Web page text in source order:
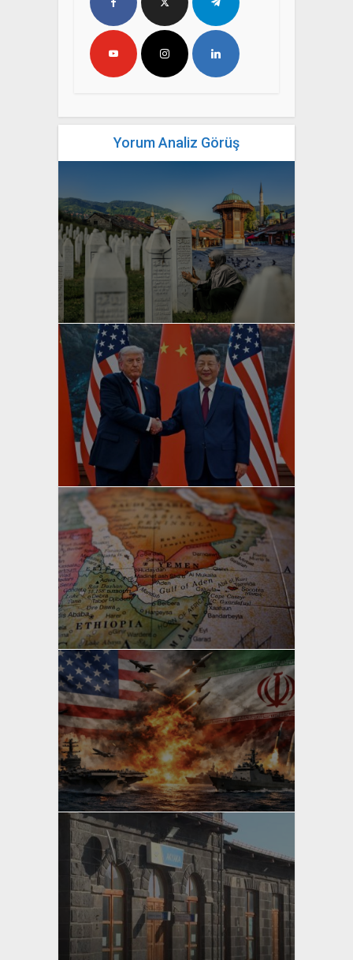
Yorum Analiz Görüş
yazan
Bahri Ak
yazan
Bahri Ak
yazan
Bahri Ak
yazan
Bahri Ak
yazan
Bahri Ak